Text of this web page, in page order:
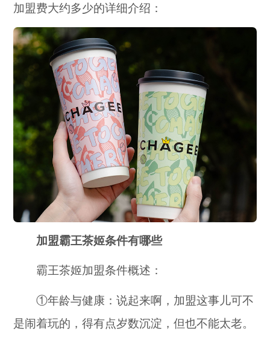
加盟费大约多少的详细介绍：
加盟霸王茶姬条件有哪些
霸王茶姬加盟条件概述：
①年龄与健康：说起来啊，加盟这事儿可不
是闹着玩的，得有点岁数沉淀，但也不能太老。